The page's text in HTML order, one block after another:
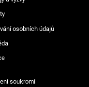
osobních údajů
soukromí